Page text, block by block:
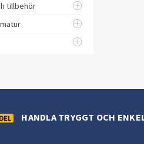
tillbehör
HANDLA TRYGGT OCH